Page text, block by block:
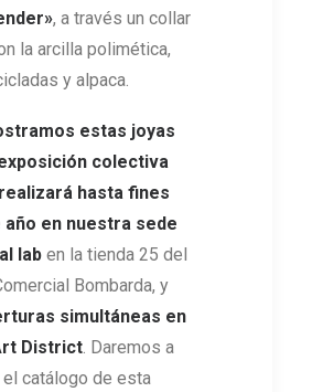
», a través un collar
la arcilla polimética,
y alpaca.
estas joyas
colectiva
hasta fines
año en nuestra sede
lab en la tienda 25 del
Bombarda, y
simultáneas en
District. Daremos a
catálogo de esta